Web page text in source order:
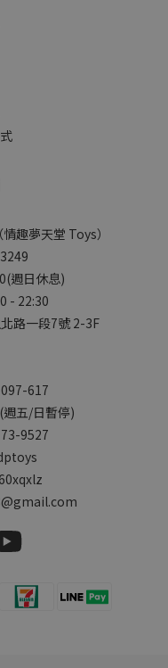
趣夢天堂 Toys）
週日休息)
- 22:30
路一段7號 2-3F
617
五/日暫停)
9527